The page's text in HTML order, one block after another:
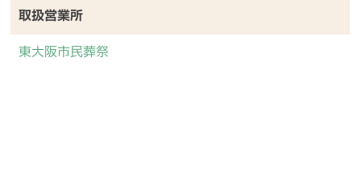
取扱営業所
東大阪市民葬祭